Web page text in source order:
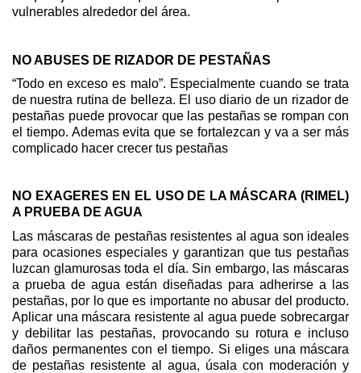
vulnerables alrededor del área.
NO ABUSES DE RIZADOR DE PESTAÑAS
“Todo en exceso es malo”. Especialmente cuando se trata
de nuestra rutina de belleza. El uso diario de un rizador de
pestañas puede provocar que las pestañas se rompan con
el tiempo. Ademas evita que se fortalezcan y va a ser más
complicado hacer crecer tus pestañas
NO EXAGERES EN EL USO DE LA MÁSCARA (RIMEL)
A PRUEBA DE AGUA
Las máscaras de pestañas resistentes al agua son ideales
para ocasiones especiales y garantizan que tus pestañas
luzcan glamurosas toda el día. Sin embargo, las máscaras
a prueba de agua están diseñadas para adherirse a las
pestañas, por lo que es importante no abusar del producto.
Aplicar una máscara resistente al agua puede sobrecargar
y debilitar las pestañas, provocando su rotura e incluso
daños permanentes con el tiempo. Si eliges una máscara
de pestañas resistente al agua, úsala con moderación y